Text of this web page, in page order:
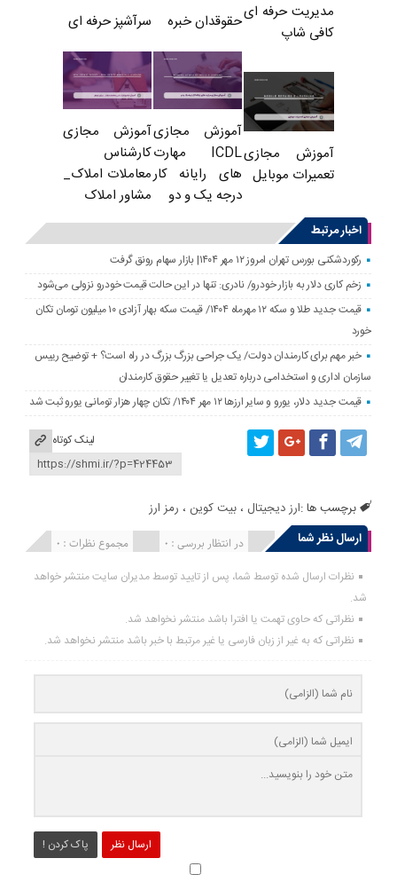
مدیریت حرفه ای
کافی شاپ
حقوقدان خبره سرآشپز حرفه ای
آموزش مجازی
تعمیرات موبایل
آموزش مجازی
ICDL مهارت
های رایانه کار
درجه یک و دو
آموزش مجازی
کارشناس
معاملات املاک_
مشاور املاک
اخبار مرتبط
رکوردشکنی بورس تهران امروز ۱۲ مهر ۱۴۰۴| بازار سهام رونق گرفت
زخم کاری دلار به بازار خودرو/ نادری: تنها در این حالت قیمت خودرو نزولی می‌شود
قیمت جدید طلا و سکه ۱۲ مهرماه ۱۴۰۴/ قیمت سکه بهار آزادی ۱۰ میلیون تومان تکان
خورد
خبر مهم برای کارمندان دولت/ یک جراحی بزرگ بزرگ در راه است؟ + توضیح رییس
سازمان اداری و استخدامی درباره تعدیل یا تغییر حقوق کارمندان
قیمت جدید دلار، یورو و سایر ارزها ۱۲ مهر ۱۴۰۴/ تکان چهار هزار تومانی یورو ثبت شد
لینک کوتاه
برچسب ها :ارز دیجیتال ،بیت کوین ، رمز ارز
ارسال نظر شما
مجموع نظرات : 0 در انتظار بررسی : 0 انتشار یافته : 0
نظرات ارسال شده توسط شما، پس از تایید توسط مدیران سایت منتشر خواهد
شد.
نظراتی که حاوی تهمت یا افترا باشد منتشر نخواهد شد.
نظراتی که به غیر از زبان فارسی یا غیر مرتبط با خبر باشد منتشر نخواهد شد.
ارسال نظر پاک کردن !